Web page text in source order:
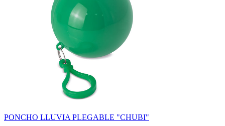
PONCHO LLUVIA PLEGABLE "CHUBI"